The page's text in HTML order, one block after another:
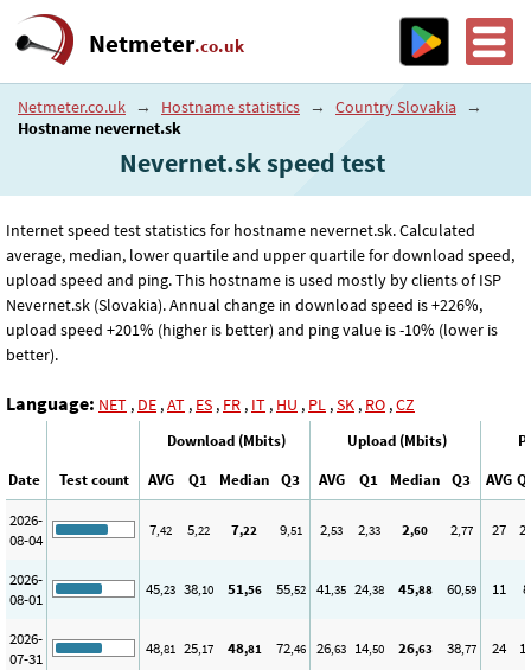
Netmeter.co.uk
Netmeter.co.uk → Hostname statistics → Country Slovakia →
Hostname nevernet.sk
Nevernet.sk speed test
Internet speed test statistics for hostname nevernet.sk. Calculated
average, median, lower quartile and upper quartile for download speed,
upload speed and ping. This hostname is used mostly by clients of ISP
Nevernet.sk (Slovakia). Annual change in download speed is +226%,
upload speed +201% (higher is better) and ping value is -10% (lower is
better).
Language: NET , DE ,AT , ES , FR , IT , HU , PL ,SK , RO ,CZ
Download (Mbits) Upload (Mbits)
Date
Test count AVG Q1 Median Q3 AVG Q1 Median Q3 AVG
2026-
08-04
7,42 5,22 7,22 9,51 2,53 2,33 2,60 2,77 27
2026-
08-01
45,23 38,10 51,56 55,52 41,35 24,38 45,88 60,59 11 8
2026-
07-31
48,81 25,17 48,81 72,46 26,63 14,50 26,63 38,77 24